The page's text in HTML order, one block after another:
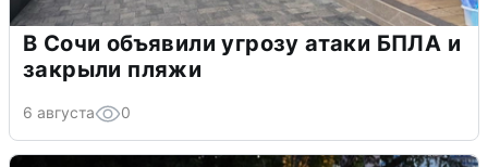
В Сочи объявили угрозу атаки БПЛА и
закрыли пляжи
6 августа 0